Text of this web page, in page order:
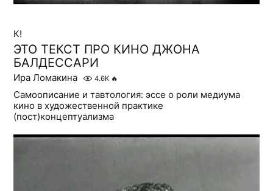
К!
ЭТО ТЕКСТ ПРО КИНО ДЖОНА
БАЛДЕССАРИ
Ира Ломакина 4.6K 🔥
Самоописание и тавтология: эссе о роли медиума
кино в художественной практике
(пост)концептуализма